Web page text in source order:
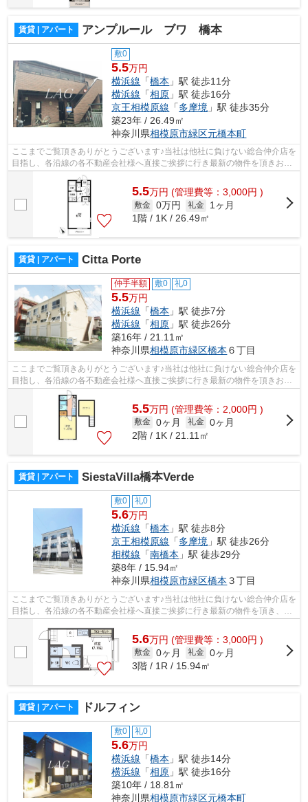
賃貸 | アパート アンプルール ブワ 橋本
敷0
5.5万円
横浜線 「橋本 」駅 徒歩11分
横浜線 「相原 」駅 徒歩16分
京王相模原線 「多摩境 」駅 徒歩35分
築23年 / 26.49㎡
神奈川県相模原市緑区元橋本町
ここまでご覧頂きありがとうございます♪当社は他社に負けない総合仲介店を
目指し、各沿線の各不動産会社様へ直接ご挨拶に行き最新の物件を頂きお客
様へ提供しております！最新の情報は...
5.5万円 (管理費等：3,000円 )
敷金 0万円 礼金
1ヶ月
1階 / 1K / 26.49㎡
賃貸 | アパート Citta Porte
仲手半額 敷0 礼0
5.5万円
横浜線 「橋本 」駅 徒歩7分
横浜線 「相原 」駅 徒歩26分
築16年 / 21.11㎡
神奈川県相模原市緑区橋本 ６丁目
ここまでご覧頂きありがとうございます♪当社は他社に負けない総合仲介店を
目指し、各沿線の各不動産会社様へ直接ご挨拶に行き最新の物件を頂きお客
様へ提供しております！最新の情報は...
5.5万円 (管理費等：2,000円 )
敷金 0ヶ月 礼金 0ヶ月
2階 / 1K / 21.11㎡
賃貸 | アパート SiestaVilla橋本Verde
敷0 礼0
5.6万円
横浜線 「橋本 」駅 徒歩8分
京王相模原線 「多摩境 」駅 徒歩26分
相模線 「南橋本 」駅 徒歩29分
築8年 / 15.94㎡
神奈川県相模原市緑区橋本 ３丁目
ここまでご覧頂きありがとうございます♪当社は他社に負けない総合仲介店を
目指し、各沿線の各不動産会社様へ直接ご挨拶に行き最新の物件を頂き、お
5.6万円 (管理費等：3,000円 )
敷金 0ヶ月 礼金 0ヶ月
3階 / 1R / 15.94㎡
賃貸 | アパート ドルフィン
敷0 礼0
5.6万円
横浜線 「橋本 」駅 徒歩14分
横浜線 「相原 」駅 徒歩16分
築10年 / 18.81㎡
神奈川県相模原市緑区元橋本町